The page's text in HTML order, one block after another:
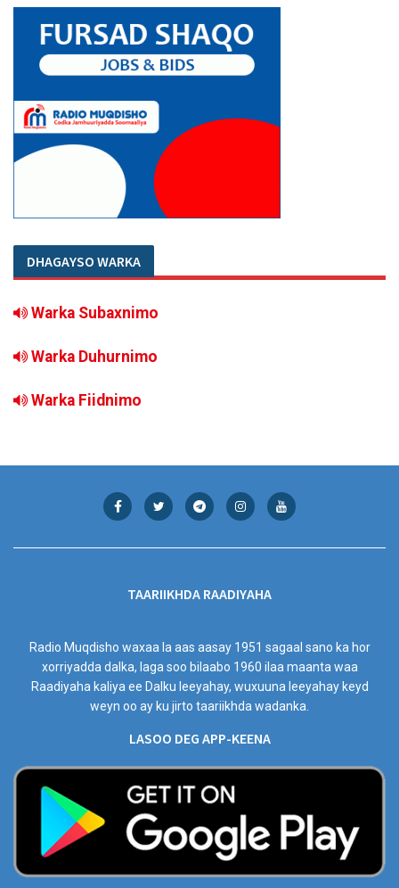
DHAGAYSO WARKA
Warka Subaxnimo
Warka Duhurnimo
Warka Fiidnimo
TAARIIKHDA RAADIYAHA
Radio Muqdisho waxaa la aas aasay 1951 sagaal sano ka hor
xorriyadda dalka, laga soo bilaabo 1960 ilaa maanta waa
Raadiyaha kaliya ee Dalku leeyahay, wuxuuna leeyahay keyd
weyn oo ay ku jirto taariikhda wadanka.
LASOO DEG APP-KEENA